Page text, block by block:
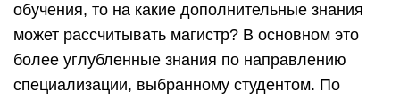
обучения, то на какие дополнительные знания
может рассчитывать магистр? В основном это
более углубленные знания по направлению
специализации, выбранному студентом. По